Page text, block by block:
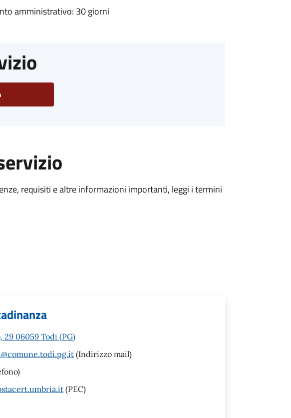
amministrativo: 30 giorni
requisiti e altre informazioni importanti, leggi i termini
29 06059 Todi (PG)
(Indirizzo mail)
(PEC)